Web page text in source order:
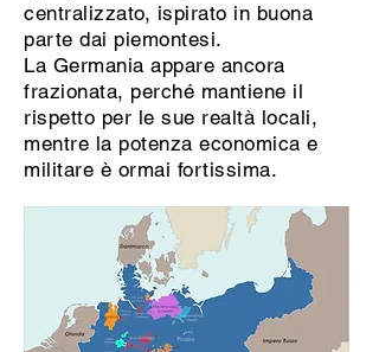
centralizzato, ispirato in buona
parte dai piemontesi.
La Germania appare ancora
frazionata, perché mantiene il
rispetto per le sue realtà locali,
mentre la potenza economica e
militare è ormai fortissima.